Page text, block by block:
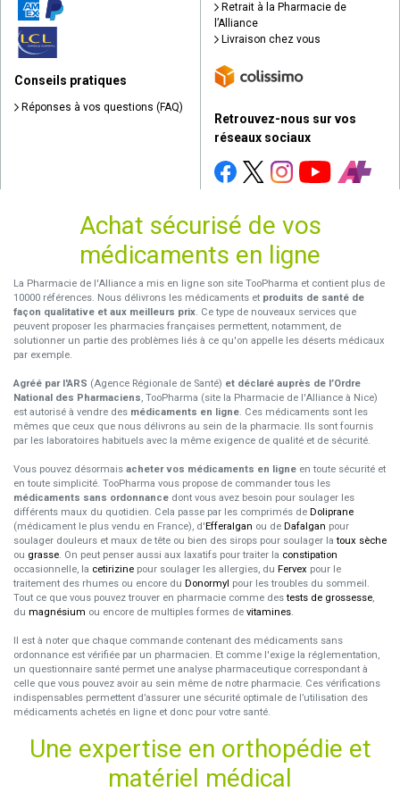
Conseils pratiques
Réponses à vos questions (FAQ)
Retrait à la Pharmacie de
l’Alliance
Livraison chez vous
Retrouvez-nous sur vos
réseaux sociaux
Achat sécurisé de vos
médicaments en ligne
La Pharmacie de l'Alliance a mis en ligne son site TooPharma et contient plus de
10000 références. Nous délivrons les médicaments et produits de santé de
façon qualitative et aux meilleurs prix. Ce type de nouveaux services que
peuvent proposer les pharmacies françaises permettent, notamment, de
solutionner un partie des problèmes liés à ce qu'on appelle les déserts médicaux
par exemple.
Agréé par l'ARS (Agence Régionale de Santé) et déclaré auprès de l’Ordre
National des Pharmaciens, TooPharma (site la Pharmacie de l'Alliance à Nice)
est autorisé à vendre des médicaments en ligne. Ces médicaments sont les
mêmes que ceux que nous délivrons au sein de la pharmacie. Ils sont fournis
par les laboratoires habituels avec la même exigence de qualité et de sécurité.
Vous pouvez désormais acheter vos médicaments en ligne en toute sécurité et
en toute simplicité. TooPharma vous propose de commander tous les
médicaments sans ordonnance dont vous avez besoin pour soulager les
différents maux du quotidien. Cela passe par les comprimés de Doliprane
(médicament le plus vendu en France), d'Efferalgan ou de Dafalgan pour
soulager douleurs et maux de tête ou bien des sirops pour soulager latoux sèche
ou grasse. On peut penser aussi aux laxatifs pour traiter la constipation
occasionnelle, la cetirizine pour soulager les allergies, du Fervex pour le
traitement des rhumes ou encore du Donormyl pour les troubles du sommeil.
Tout ce que vous pouvez trouver en pharmacie comme destests de grossesse,
du magnésium ou encore de multiples formes de vitamines.
Il est à noter que chaque commande contenant des médicaments sans
ordonnance est vérifiée par un pharmacien. Et comme l'exige la réglementation,
un questionnaire santé permet une analyse pharmaceutique correspondant à
celle que vous pouvez avoir au sein même de notre pharmacie. Ces vérifications
indispensables permettent d’assurer une sécurité optimale de l’utilisation des
médicaments achetés en ligne et donc pour votre santé.
Une expertise en orthopédie et
matériel médical